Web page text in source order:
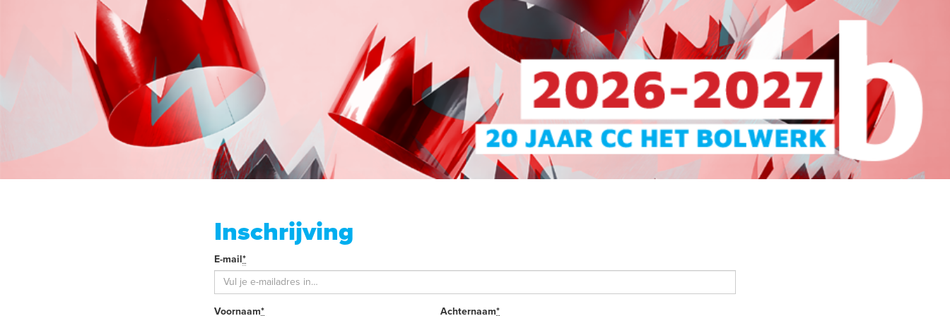
Inschrijving
Je
e-
mail
E-mail*
Verplicht
veld
Voornaam*
Achternaam*